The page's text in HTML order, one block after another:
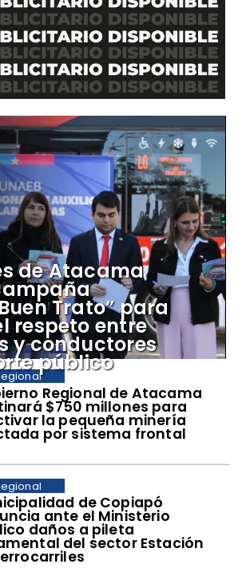
Regional de Atacama
$750 millones para
la pequeña minería
por sistema frontal
de Copiapó
ante el Ministerio
daños a pileta
del sector Estación
de Atacama
Trato” para
respeto entre
y conductores
público